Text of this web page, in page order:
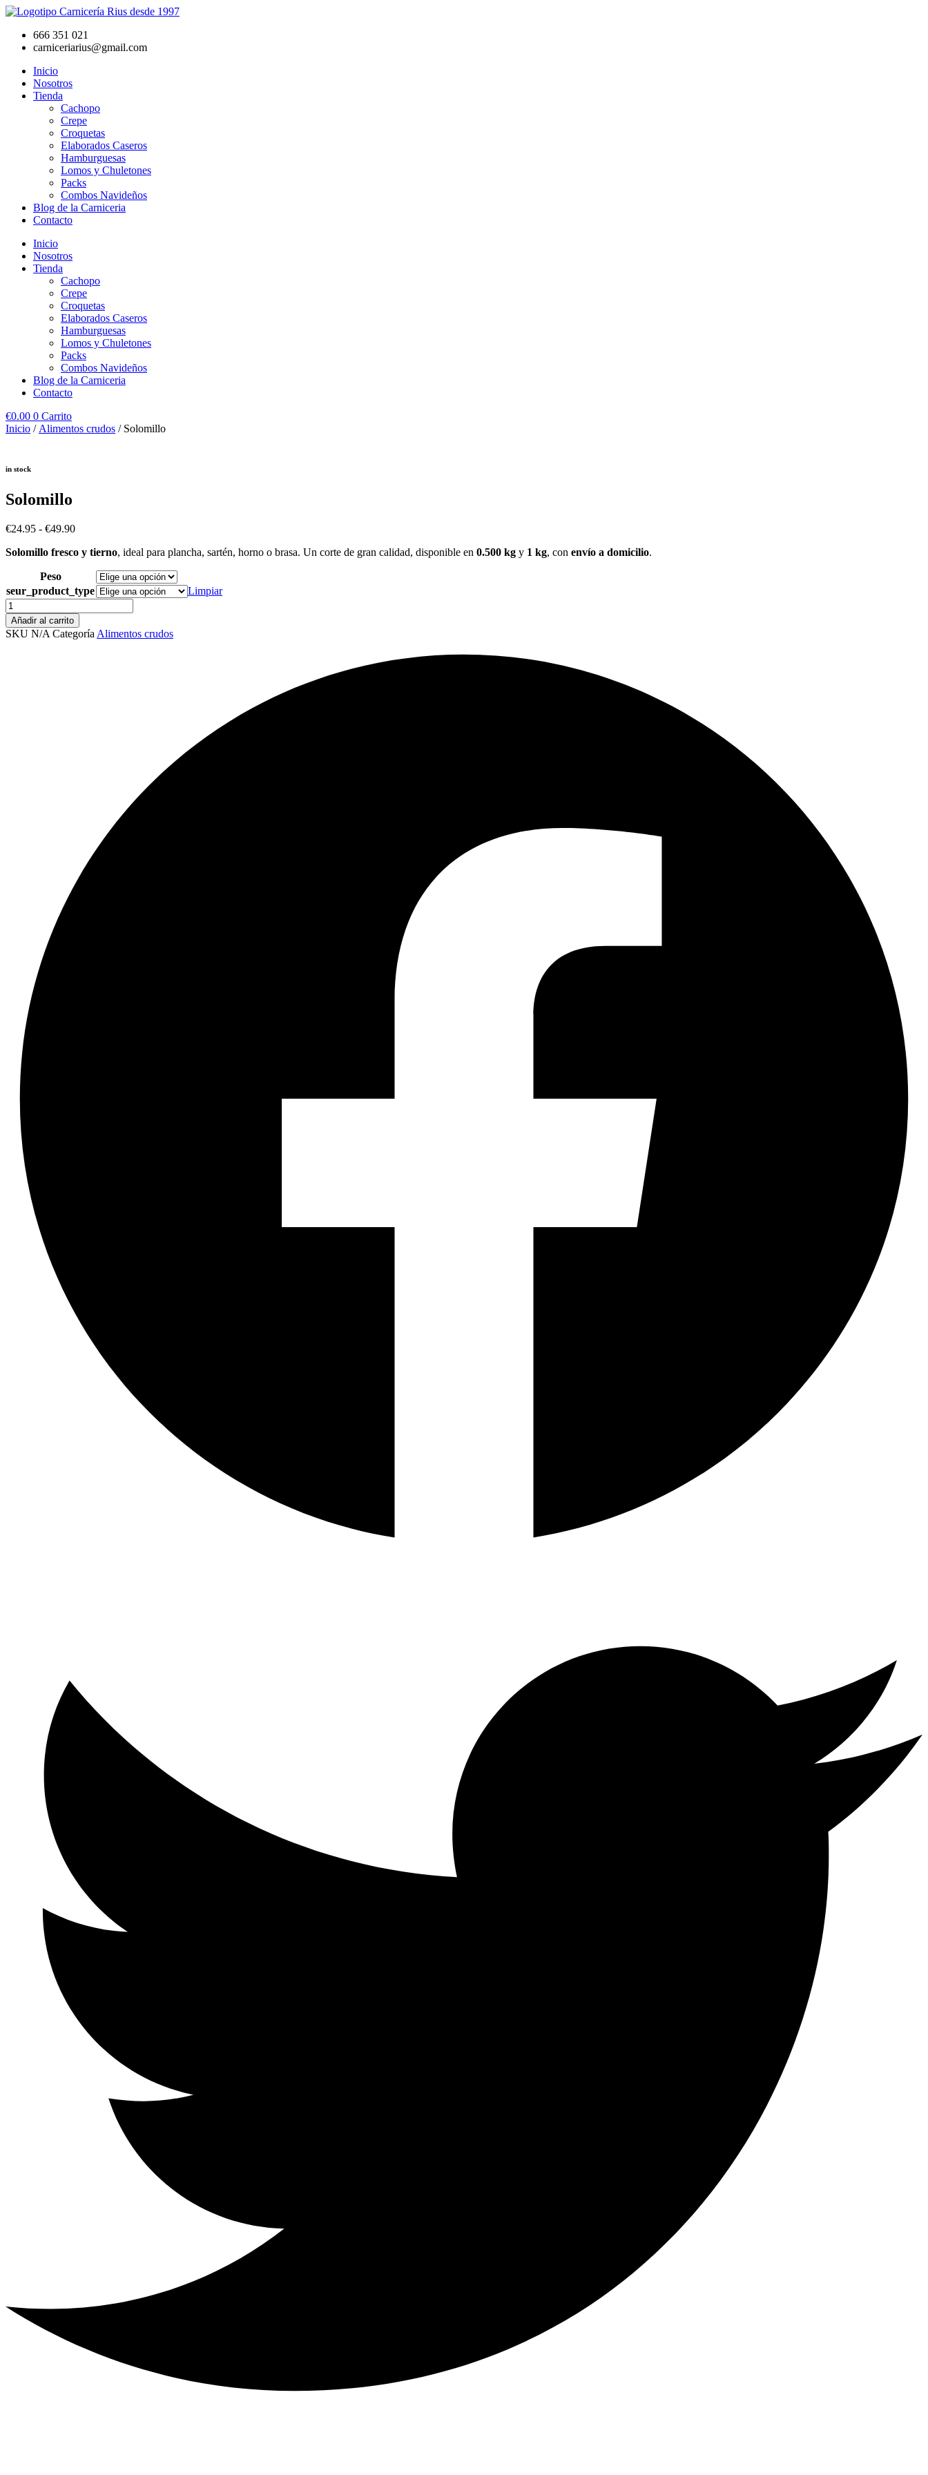
Ir
contenido666 351 021
carniceriarius@gmail.com
Inicio
Nosotros
Tienda
Cachopo
Crepe
Croquetas
Elaborados Caseros
Hamburguesas
Lomos y Chuletones
Packs
Combos Navideños
Blog de la Carniceria
Contacto
Inicio
Nosotros
Tienda
Cachopo
Crepe
Croquetas
Elaborados Caseros
Hamburguesas
Lomos y Chuletones
Packs
Combos Navideños
Blog de la Carniceria
Contacto
€0.00 0 Carrito
Inicio / Alimentos crudos / Solomillo
in stock
Solomillo
€24.95 - €49.90Rango
precios:
€24.95
hasta
€49.90
Solomillo fresco y tierno, ideal para plancha, sartén, horno o brasa. Un corte de gran calidad, disponible en 0.500 kg y 1 kg, con envío a domicilio.
Peso
seur_product_type
Limpiar
Solomillo
cantidad
Añadir al carrito
SKU N/A Categoría Alimentos crudos